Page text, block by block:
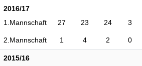
2016/17
1.Mannschaft
27 23 24 3
2.Mannschaft 1 4 2 0
2015/16